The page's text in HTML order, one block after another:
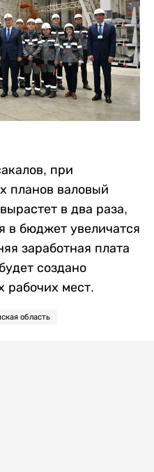
при
планов валовый
в два раза,
в бюджет увеличатся
заработная плата
создано
рабочих мест.
область